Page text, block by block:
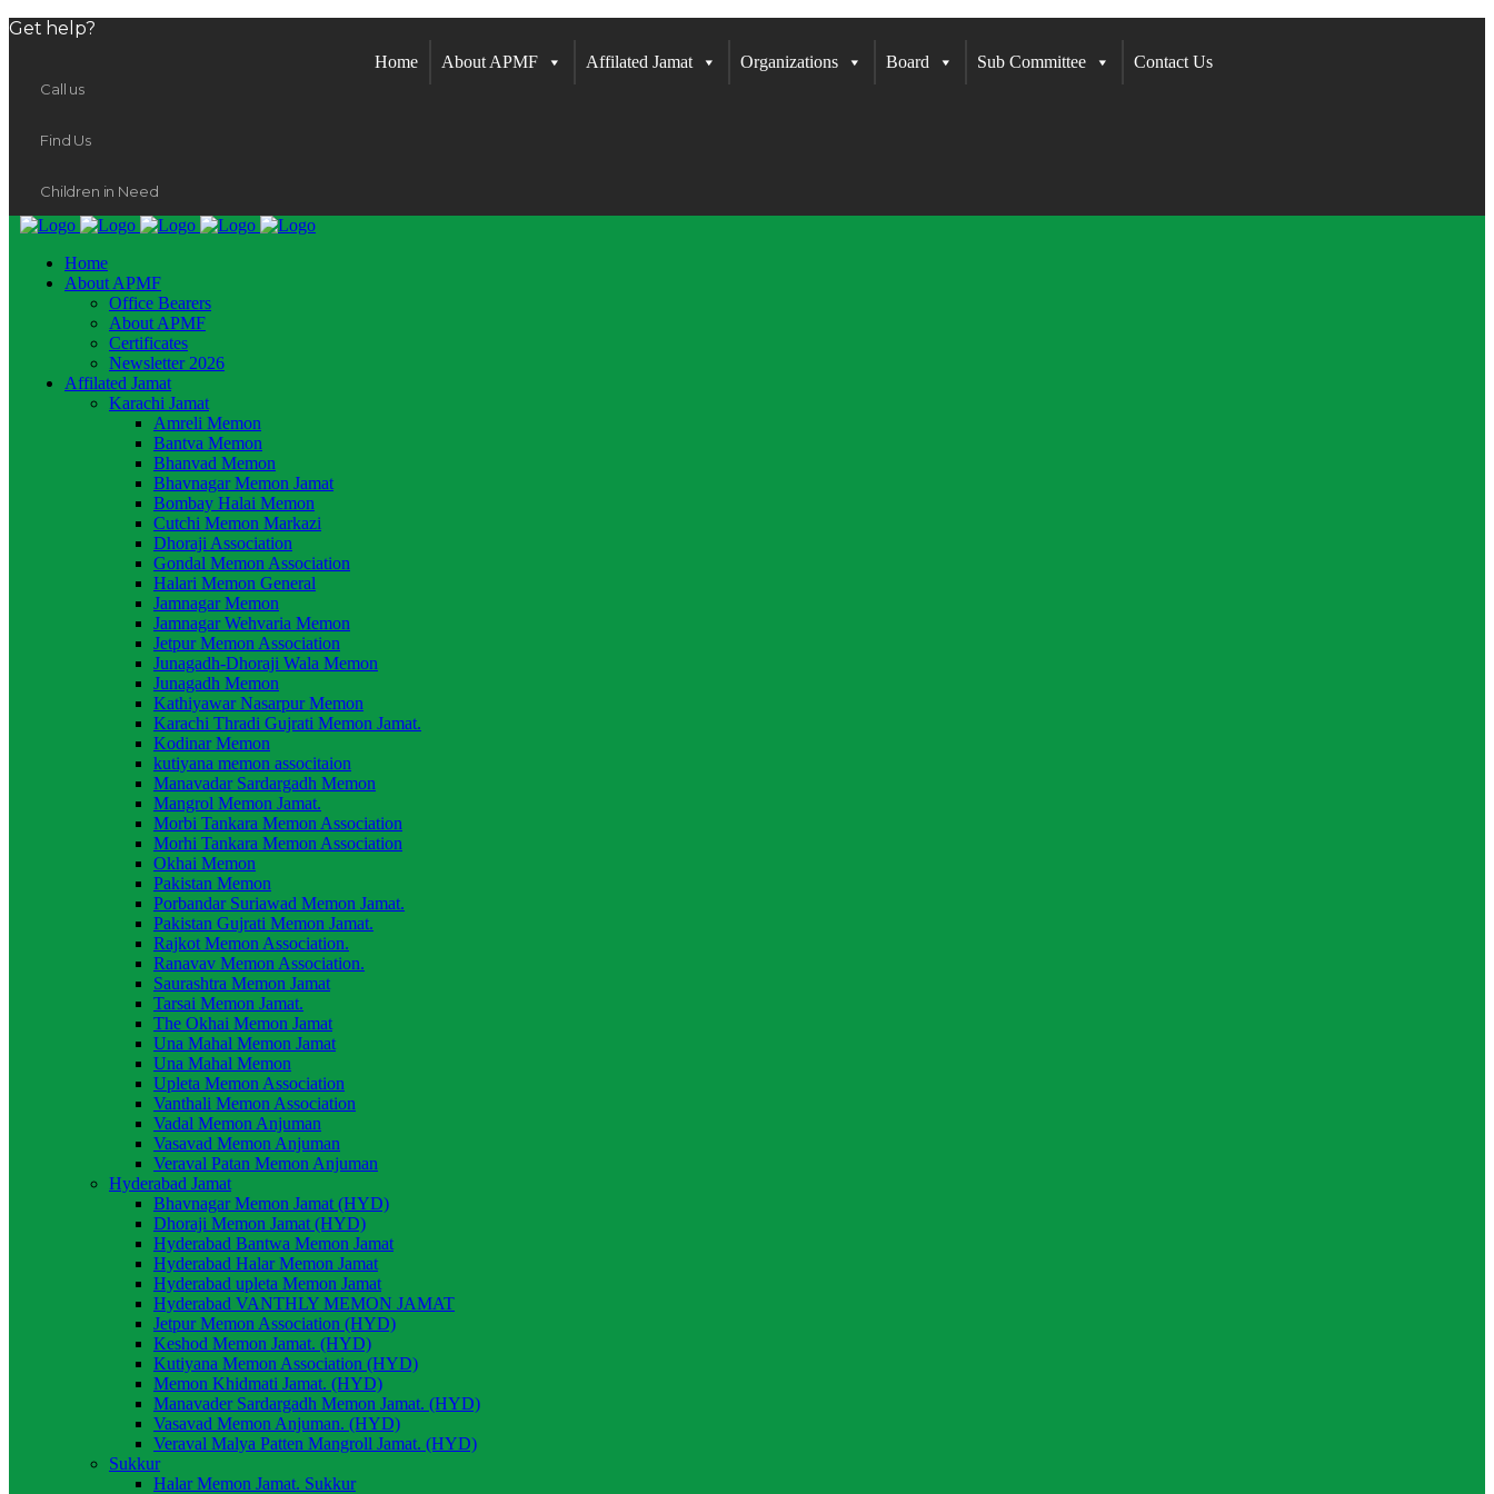
Get help?
Call us
Find Us
Children in Need
Home About APMF Affilated Jamat Organizations Board Sub Committee Contact Us
Home
About APMF
Office Bearers
About APMF
Certificates
Newsletter 2026
Affilated Jamat
Karachi Jamat
Amreli Memon
Bantva Memon
Bhanvad Memon
Bhavnagar Memon Jamat
Bombay Halai Memon
Cutchi Memon Markazi
Dhoraji Association
Gondal Memon Association
Halari Memon General
Jamnagar Memon
Jamnagar Wehvaria Memon
Jetpur Memon Association
Junagadh-Dhoraji Wala Memon
Junagadh Memon
Kathiyawar Nasarpur Memon
Karachi Thradi Gujrati Memon Jamat.
Kodinar Memon
kutiyana memon associtaion
Manavadar Sardargadh Memon
Mangrol Memon Jamat.
Morbi Tankara Memon Association
Morhi Tankara Memon Association
Okhai Memon
Pakistan Memon
Porbandar Suriawad Memon Jamat.
Pakistan Gujrati Memon Jamat.
Rajkot Memon Association.
Ranavav Memon Association.
Saurashtra Memon Jamat
Tarsai Memon Jamat.
The Okhai Memon Jamat
Una Mahal Memon Jamat
Una Mahal Memon
Upleta Memon Association
Vanthali Memon Association
Vadal Memon Anjuman
Vasavad Memon Anjuman
Veraval Patan Memon Anjuman
Hyderabad Jamat
Bhavnagar Memon Jamat (HYD)
Dhoraji Memon Jamat (HYD)
Hyderabad Bantwa Memon Jamat
Hyderabad Halar Memon Jamat
Hyderabad upleta Memon Jamat
Hyderabad VANTHLY MEMON JAMAT
Jetpur Memon Association (HYD)
Keshod Memon Jamat. (HYD)
Kutiyana Memon Association (HYD)
Memon Khidmati Jamat. (HYD)
Manavader Sardargadh Memon Jamat. (HYD)
Vasavad Memon Anjuman. (HYD)
Veraval Malya Patten Mangroll Jamat. (HYD)
Sukkur
Halar Memon Jamat. Sukkur